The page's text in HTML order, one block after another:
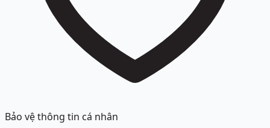
Bảo vệ thông tin cá nhân